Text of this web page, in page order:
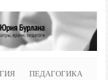
ПЕДАГОГИКА